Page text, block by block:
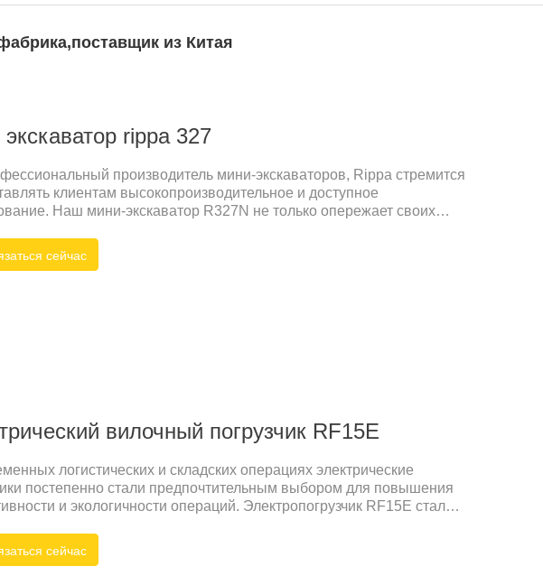
из Китая
rippa 327
производитель мини-экскаваторов, Rippa стремится
клиентам высокопроизводительное и доступное
Наш мини-экскаватор R327N не только опережает своих
преимущества благодаря модели прямых поставок с завода. Эта
компактную конструкцию и может адаптироваться к различным
сейчас
вилочный погрузчик RF15E
логистических и складских операциях электрические
постепенно стали предпочтительным выбором для повышения
и экологичности операций. Электропогрузчик RF15E стал
производительности и высокой эффективности затрат.
сейчас